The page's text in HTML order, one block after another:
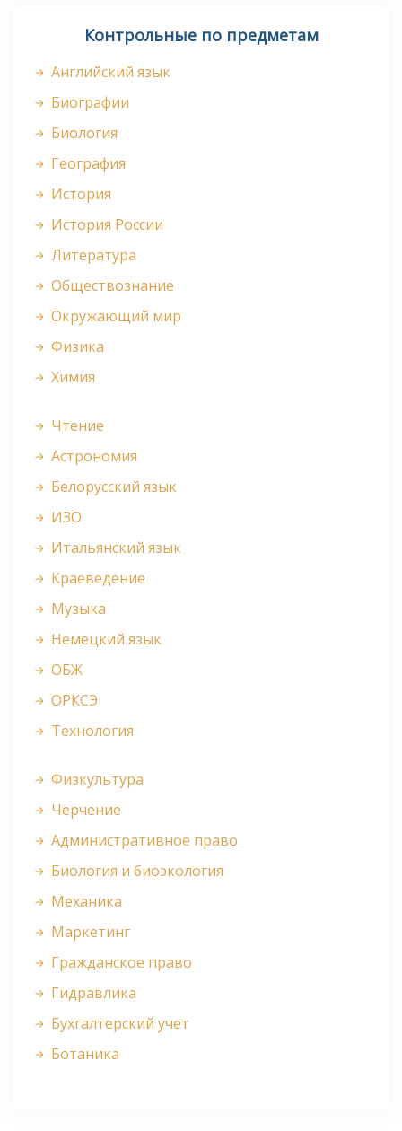
Контрольные по предметам
Английский язык
Биографии
Биология
География
История
История России
Литература
Обществознание
Окружающий мир
Физика
Химия
Чтение
Астрономия
Белорусский язык
ИЗО
Итальянский язык
Краеведение
Музыка
Немецкий язык
ОБЖ
ОРКСЭ
Технология
Физкультура
Черчение
Административное право
Биология и биоэкология
Механика
Маркетинг
Гражданское право
Гидравлика
Бухгалтерский учет
Ботаника